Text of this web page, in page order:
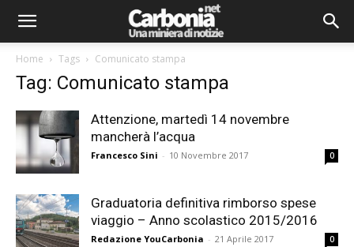
Home Tags Comunicato stampa
Tag: Comunicato stampa
Attenzione, martedì 14 novembre
mancherà l’acqua
Francesco Sini - 10 Novembre 2017 0
Graduatoria definitiva rimborso spese
viaggio – Anno scolastico 2015/2016
Redazione YouCarbonia - 21 Aprile 2017 0